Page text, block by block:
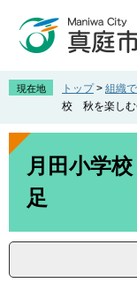
先
。
を
て
現在地 トップ > 組織
校 秋を楽しむ
本
月田小学
足